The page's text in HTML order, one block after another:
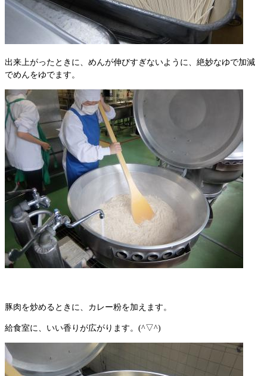
出来上がったときに、めんが伸びすぎないように、絶妙なゆで加減
でめんをゆでます。
豚肉を炒めるときに、カレー粉を加えます。
給食室に、いい香りが広がります。(^▽^)